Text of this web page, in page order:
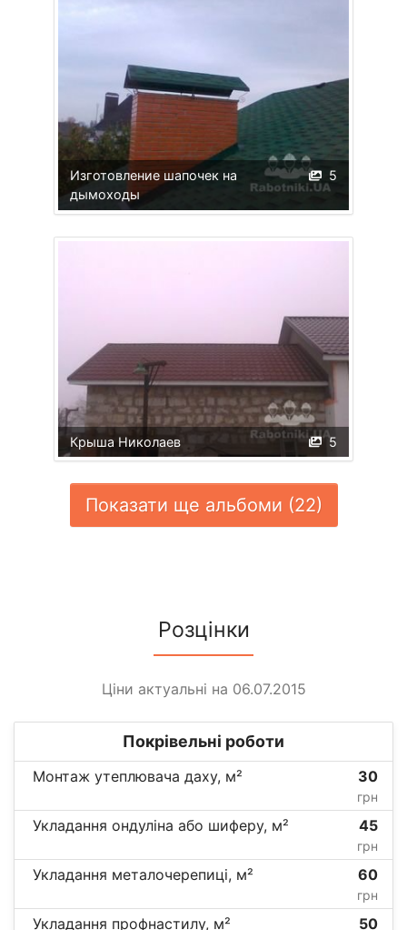
5
Изготовление шапочек на
дымоходы
5
Крыша Николаев
Показати ще альбоми (22)
Розцінки
Ціни актуальні на 06.07.2015
Покрівельні роботи
Монтаж утеплювача даху, м² 30
грн
Укладання ондуліна або шиферу, м² 45
грн
Укладання металочерепиці, м² 60
грн
Укладання профнастилу, м² 50